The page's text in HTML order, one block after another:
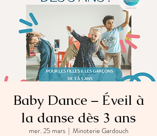
Baby Dance – Éveil à
la danse dès 3 ans
mer. 25 mars
  |
Minoterie Gardouch